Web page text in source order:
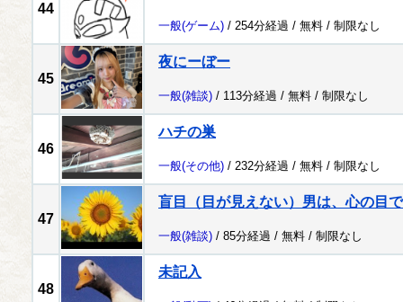
44
一般(ゲーム) / 254分経過 / 無料 / 制限なし
45
夜にーぼー
一般(雑談) / 113分経過 / 無料 / 制限なし
46
ハチの巣
一般(その他) / 232分経過 / 無料 / 制限なし
47
盲目（目が見えない）男は、心の目
一般(雑談) / 85分経過 / 無料 / 制限なし
48
未記入